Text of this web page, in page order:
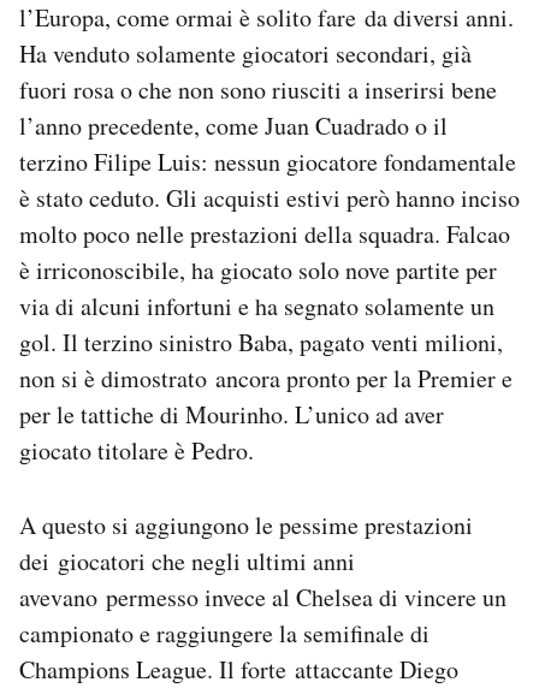
l’Europa, come ormai è solito fare da diversi anni.
Ha venduto solamente giocatori secondari, già
fuori rosa o che non sono riusciti a inserirsi bene
l’anno precedente, come Juan Cuadrado o il
terzino Filipe Luis: nessun giocatore fondamentale
è stato ceduto. Gli acquisti estivi però hanno inciso
molto poco nelle prestazioni della squadra. Falcao
è irriconoscibile, ha giocato solo nove partite per
via di alcuni infortuni e ha segnato solamente un
gol. Il terzino sinistro Baba, pagato venti milioni,
non si è dimostrato ancora pronto per la Premier e
per le tattiche di Mourinho. L’unico ad aver
giocato titolare è Pedro.
A questo si aggiungono le pessime prestazioni
dei giocatori che negli ultimi anni
avevano permesso invece al Chelsea di vincere un
campionato e raggiungere la semifinale di
Champions League. Il forte attaccante Diego